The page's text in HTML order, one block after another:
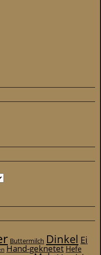
Buttermilch Dinkel Ei
Hand-geknetet Hefe